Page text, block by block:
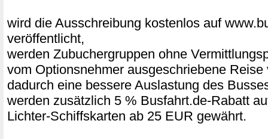
wird die Ausschreibung kostenlos auf
veröffentlicht,
werden Zubuchergruppen ohne
vom Optionsnehmer ausgeschriebene Reise
dadurch eine bessere Auslastung des
werden zusätzlich 5 % Busfahrt.de-Rabatt
Lichter-Schiffskarten ab 25 EUR gewährt.